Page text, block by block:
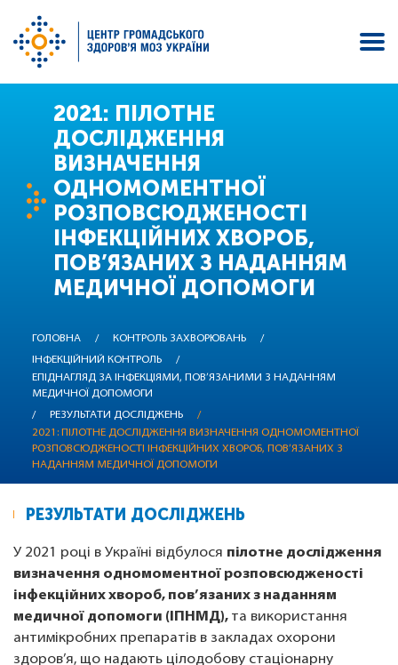
основного
2021: ПІЛОТНЕ
ДОСЛІДЖЕННЯ
ВИЗНАЧЕННЯ
ОДНОМОМЕНТНОЇ
РОЗПОВСЮДЖЕНОСТІ
ІНФЕКЦІЙНИХ ХВОРОБ,
ПОВ’ЯЗАНИХ З НАДАННЯМ
МЕДИЧНОЇ ДОПОМОГИ
ГОЛОВНА / КОНТРОЛЬ ЗАХВОРЮВАНЬ
/
ІНФЕКЦІЙНИЙ КОНТРОЛЬ
/
ЕПІДНАГЛЯД ЗА ІНФЕКЦІЯМИ, ПОВ’ЯЗАНИМИ З НАДАННЯМ
МЕДИЧНОЇ ДОПОМОГИ
/
РЕЗУЛЬТАТИ ДОСЛІДЖЕНЬ
/
2021: ПІЛОТНЕ ДОСЛІДЖЕННЯ ВИЗНАЧЕННЯ ОДНОМОМЕНТНОЇ
РОЗПОВСЮДЖЕНОСТІ ІНФЕКЦІЙНИХ ХВОРОБ, ПОВ’ЯЗАНИХ З
НАДАННЯМ МЕДИЧНОЇ ДОПОМОГИ
РЕЗУЛЬТАТИ ДОСЛІДЖЕНЬ
У 2021 році в Україні відбулося пілотне дослідження
визначення одномоментної розповсюдженості
інфекційних хвороб, пов’язаних з наданням
медичної допомоги (ІПНМД), та використання
антимікробних препаратів в закладах охорони
здоров’я, що надають цілодобову стаціонарну